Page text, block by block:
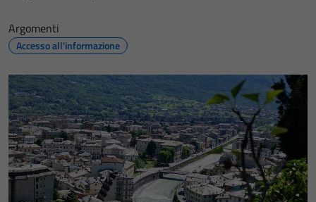
Argomenti
Accesso all'informazione